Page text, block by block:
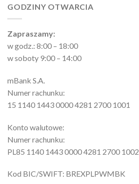
GODZINY OTWARCIA
Zapraszamy:
w godz.: 8:00 – 18:00
w soboty 9:00 – 14:00
mBank S.A.
Numer rachunku:
15 1140 1443 0000 4281 2700 1001
Konto walutowe:
Numer rachunku:
PL85 1140 1443 0000 4281 2700 1002
Kod BIC/SWIFT: BREXPLPWMBK